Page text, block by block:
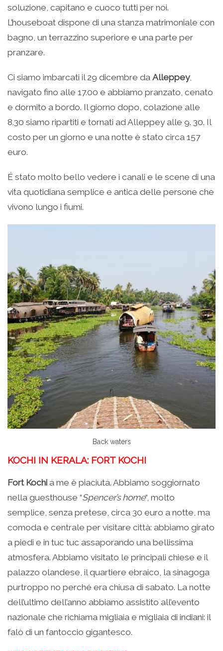
soluzione, capitano e cuoco tutti per noi.
L’houseboat dispone di una stanza matrimoniale con
bagno, un terrazzino superiore e una parte per
pranzare.
Ci siamo imbarcati il 29 dicembre da Alleppey,
navigato fino alle 17.00 e abbiamo pranzato, cenato
e dormito a bordo. Il giorno dopo, colazione alle
8.30 siamo ripartiti e tornati ad Alleppey alle 9. 30. Il
costo per un giorno e una notte è stato circa 157
euro.
É stato molto bello vedere i canali e le scene di una
vita quotidiana semplice e antica delle persone che
vivono lungo i fiumi.
Back waters
KOCHI IN KERALA: FORT KOCHI
Fort Kochi a me è piaciuta. Abbiamo soggiornato
nella guesthouse “Spencer’s home“, molto
semplice, senza pretese, circa 30 euro a notte, ma
comoda e centrale per visitare città: abbiamo girato
a piedi e in tuc tuc assaporando una bellissima
atmosfera. Abbiamo visitato le principali chiese e il
palazzo olandese, il quartiere ebraico, la sinagoga
purtroppo no perché era chiusa di sabato. La notte
dell’ultimo dell’anno abbiamo assistito all’evento
nazionale che richiama migliaia e migliaia di indiani: il
falò di un fantoccio gigantesco.